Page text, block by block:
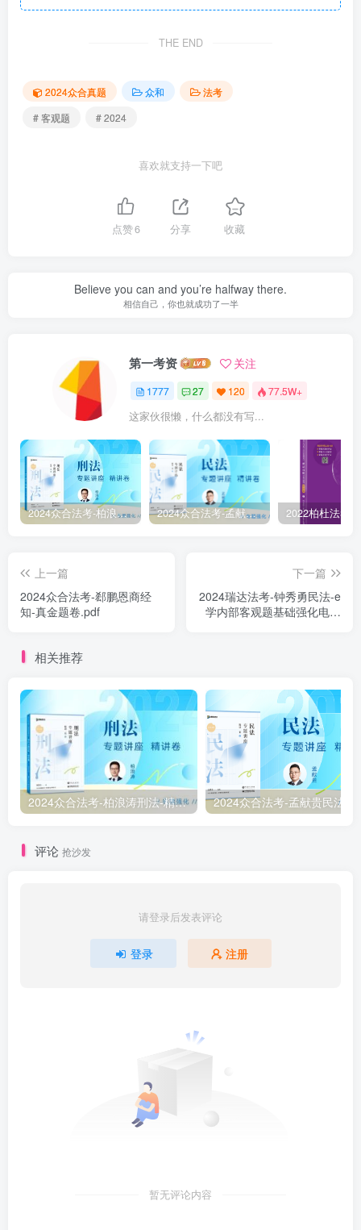
THE END
2024众合真题 众和
法考
# 客观题
# 2024
喜欢就支持一下吧
点赞6 分享 收藏
Believe you can and you’re halfway there.
相信自己，你也就成功了一半
第一考资 关注
1777 27 120 77.5W+
这家伙很懒，什么都没有写...
2024众合法考-柏浪涛刑法-精讲卷pdf电子版（附视频1-76全） 2024众合法考-孟献贵民法-精讲卷.pdf
上一篇
2024众合法考-郄鹏恩商经
知-真金题卷.pdf
下一篇
2024瑞达法考-钟秀勇民法-e
学内部客观题基础强化电子
相关推荐
2024众合法考-柏浪涛刑法-精讲卷pdf电子版（附视频1-76全）
评论 抢沙发
请登录后发表评论
登录 注册
暂无评论内容